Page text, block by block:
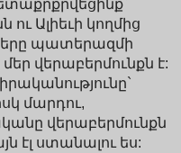
ու Ալիեւի կողմից
պատերազմի
վերաբերմունքն է:
մարդու,
վերաբերմունքն
էլ ստանալու ես: